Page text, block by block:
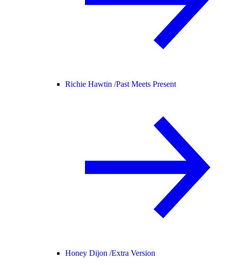
Richie Hawtin /Past Meets Present
Honey Dijon /Extra Version